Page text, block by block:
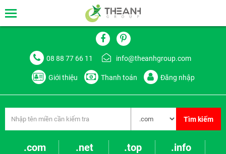
08 88 77 66 11 info@theanhgroup.com
Giới thiệu Thanh toán Đăng nhập
Tìm kiếm
.com .net .top .info